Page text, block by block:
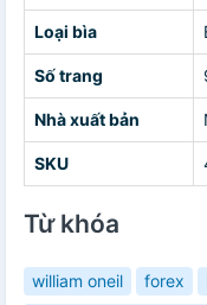
Loại bìa
Số trang
Nhà xuất bản
SKU
Từ khóa
william oneil forex